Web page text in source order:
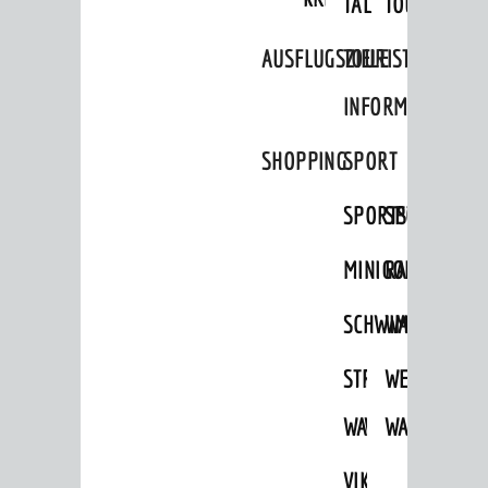
AUSFLUGSZIELE
TOURIST
INFORMATION
SHOPPINGSPORT
SPORTSTÄTTEN
MINIGOLFRADFAHREN
SCHWIMMEN
STRANDBAD
WAIDSEE
TSG
VIKTOR-
WANDERN
WEINHEIMER